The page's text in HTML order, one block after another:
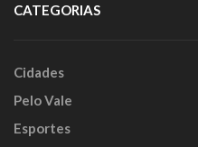
CATEGORIAS
Cidades
Pelo Vale
Esportes